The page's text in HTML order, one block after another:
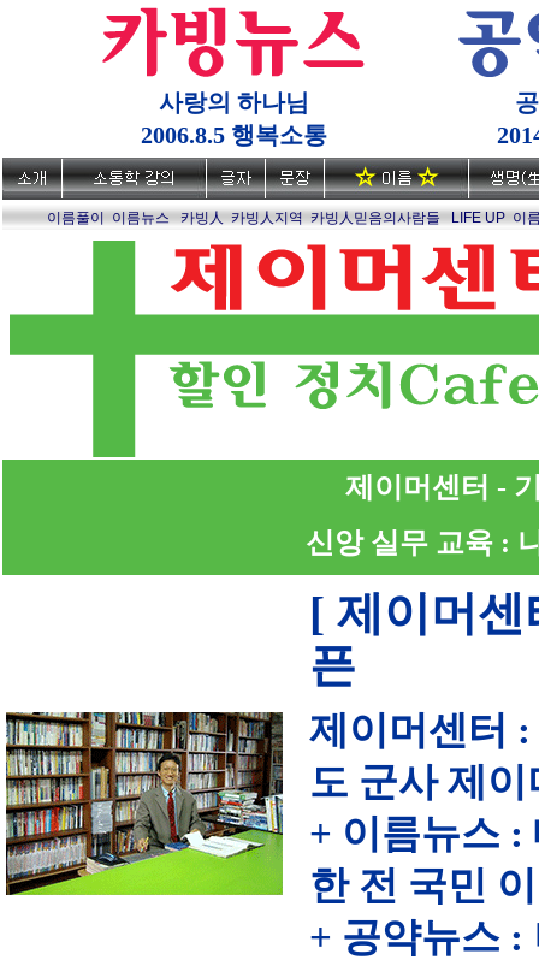
사랑의 하나님
2006.8.5 행복소통
이름풀이 이름뉴스 카빙人 카빙人지역 카빙人믿음의사람들 LIFE UP 이
제이머센터 -
신앙 실무 교육 :
[ 제이머센
픈
제이머센터
도 군사 제
+ 이름뉴스 :
한 전 국민
+ 공약뉴스 :